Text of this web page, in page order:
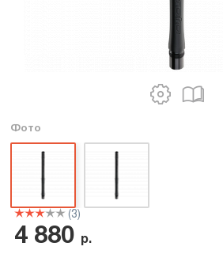
Фото
(3)
4 880 р.